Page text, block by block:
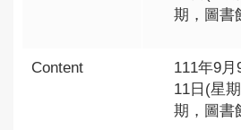
期，圖書
Content
111年9月
11日(星
期，圖書